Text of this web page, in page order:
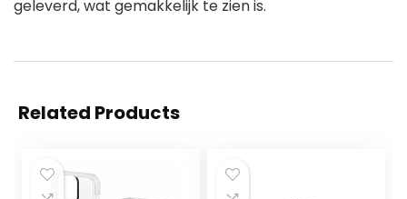
geleverd, wat gemakkelijk te zien is.
Related Products